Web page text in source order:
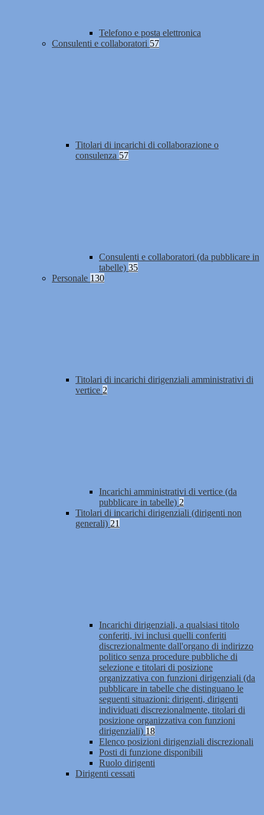
Telefono e posta elettronica
Consulenti e collaboratori 57
Titolari di incarichi di collaborazione o
consulenza 57
Consulenti e collaboratori (da pubblicare in
tabelle) 35
Personale 130
Titolari di incarichi dirigenziali amministrativi di
vertice 2
Incarichi amministrativi di vertice (da
pubblicare in tabelle) 2
Titolari di incarichi dirigenziali (dirigenti non
generali) 21
Incarichi dirigenziali, a qualsiasi titolo
conferiti, ivi inclusi quelli conferiti
discrezionalmente dall'organo di indirizzo
politico senza procedure pubbliche di
selezione e titolari di posizione
organizzativa con funzioni dirigenziali (da
pubblicare in tabelle che distinguano le
seguenti situazioni: dirigenti, dirigenti
individuati discrezionalmente, titolari di
posizione organizzativa con funzioni
dirigenziali) 18
Elenco posizioni dirigenziali discrezionali
Posti di funzione disponibili
Ruolo dirigenti
Dirigenti cessati